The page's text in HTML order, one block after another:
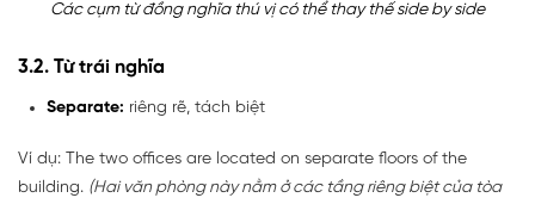
Các cụm từ đồng nghĩa thú vị có thể thay thế side by side
3.2. Từ trái nghĩa
Separate: riêng rẽ, tách biệt
Ví dụ: The two offices are located on separate floors of the
building. (Hai văn phòng này nằm ở các tầng riêng biệt của tòa